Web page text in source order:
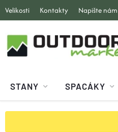
Přejít
na
obsah
Velikosti Kontakty Napište nám
STANY SPACÁKY